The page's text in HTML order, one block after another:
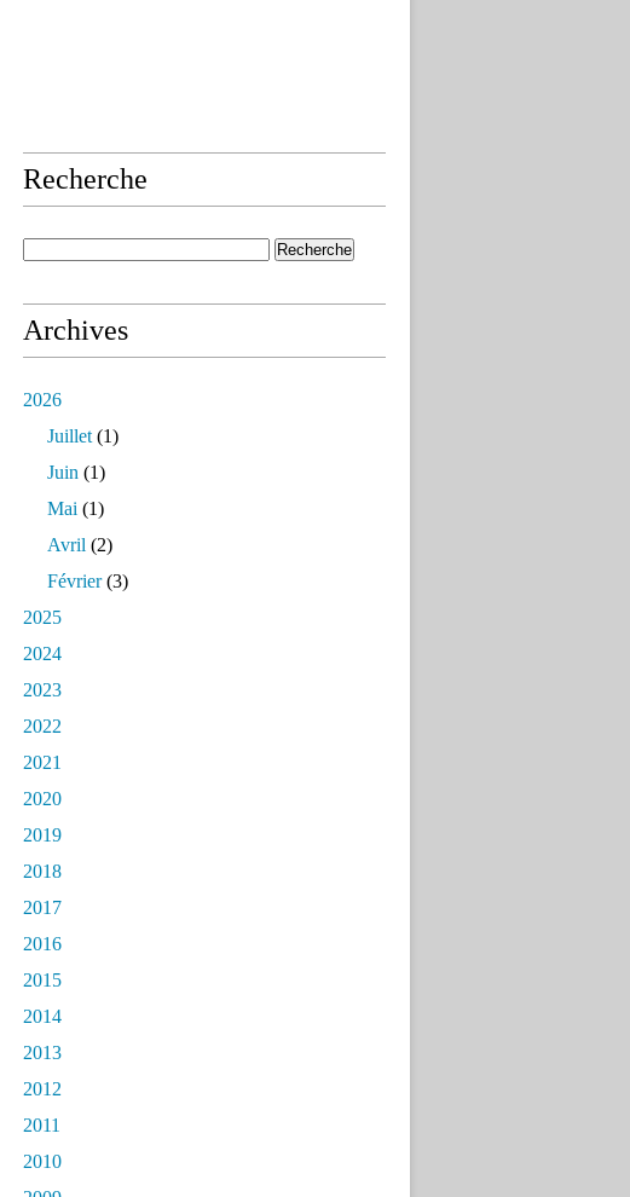
Recherche
Archives
2026
Juillet (1)
Juin (1)
Mai (1)
Avril (2)
Février(3)
2025
2024
2023
2022
2021
2020
2019
2018
2017
2016
2015
2014
2013
2012
2011
2010